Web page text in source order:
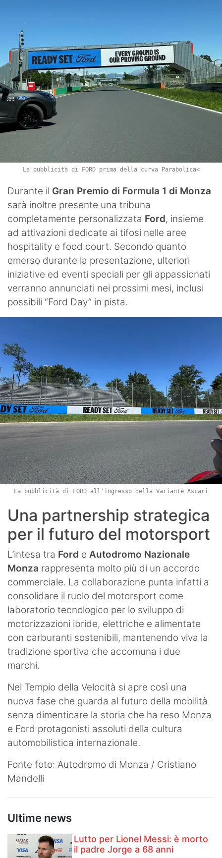
La pubblicità di FORD prima della curva Parabolica<
Durante il Gran Premio di Formula 1 di Monza
sarà inoltre presente una tribuna
completamente personalizzata Ford, insieme
ad attivazioni dedicate ai tifosi nelle aree
hospitality e food court. Secondo quanto
emerso durante la presentazione, ulteriori
iniziative ed eventi speciali per gli appassionati
verranno annunciati nei prossimi mesi, inclusi
possibili “Ford Day” in pista.
La pubblicità di FORD all'ingresso della Variante Ascari
Una partnership strategica
per il futuro del motorsport
L’intesa tra Ford e Autodromo Nazionale
Monza rappresenta molto più di un accordo
commerciale. La collaborazione punta infatti a
consolidare il ruolo del motorsport come
laboratorio tecnologico per lo sviluppo di
motorizzazioni ibride, elettriche e alimentate
con carburanti sostenibili, mantenendo viva la
tradizione sportiva che accomuna i due
marchi.
Nel Tempio della Velocità si apre così una
nuova fase che guarda al futuro della mobilità
senza dimenticare la storia che ha reso Monza
e Ford protagonisti assoluti della cultura
automobilistica internazionale.
Fonte foto: Autodromo di Monza / Cristiano
Mandelli
Ultime news
Lutto per Lionel Messi: è morto
il padre Jorge a 68 anni